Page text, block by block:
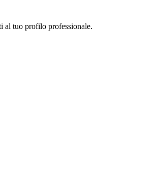
al tuo profilo professionale.